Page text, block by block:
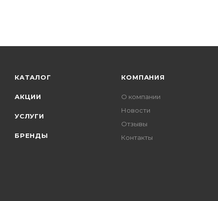
КАТАЛОГ
АКЦИИ
УСЛУГИ
БРЕНДЫ
КОМПАНИЯ
О компании
Новости
Отзывы
Контакты